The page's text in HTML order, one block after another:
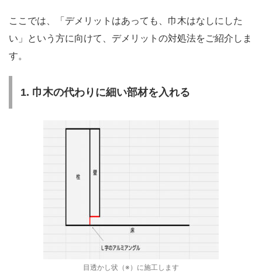
ここでは、「デメリットはあっても、巾木はなしにした
い」という方に向けて、デメリットの対処法をご紹介しま
す。
1. 巾木の代わりに細い部材を入れる
目透かし状（※）に施工します